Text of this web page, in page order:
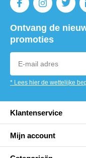
Ontvang de
promoties
* Lees hier de wettelijke
Klantenservice
Mijn account